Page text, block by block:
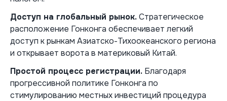
Доступ на глобальный рынок.Стратегическое
расположение Гонконга обеспечивает легкий
доступ к рынкам Азиатско-Тихоокеанского региона
и открывает ворота в материковый Китай.
Простой процесс регистрации. Благодаря
прогрессивной политике Гонконга по
стимулированию местных инвестиций процедура